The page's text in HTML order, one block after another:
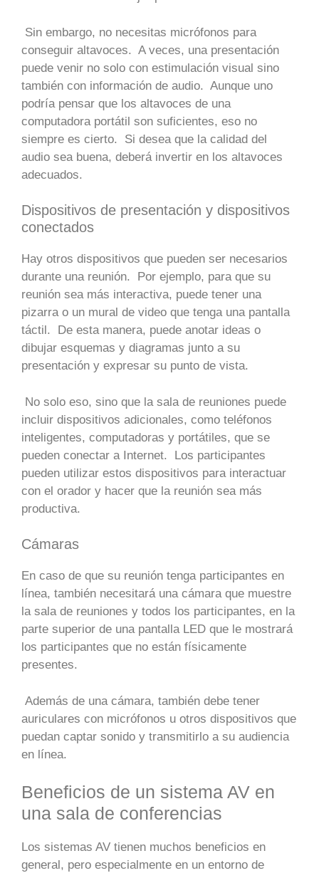
Sin embargo, no necesitas micrófonos para
conseguir altavoces. A veces, una presentación
puede venir no solo con estimulación visual sino
también con información de audio. Aunque uno
podría pensar que los altavoces de una
computadora portátil son suficientes, eso no
siempre es cierto. Si desea que la calidad del
audio sea buena, deberá invertir en los altavoces
adecuados.
Dispositivos de presentación y dispositivos
conectados
Hay otros dispositivos que pueden ser necesarios
durante una reunión. Por ejemplo, para que su
reunión sea más interactiva, puede tener una
pizarra o un mural de video que tenga una pantalla
táctil. De esta manera, puede anotar ideas o
dibujar esquemas y diagramas junto a su
presentación y expresar su punto de vista.
No solo eso, sino que la sala de reuniones puede
incluir dispositivos adicionales, como teléfonos
inteligentes, computadoras y portátiles, que se
pueden conectar a Internet. Los participantes
pueden utilizar estos dispositivos para interactuar
con el orador y hacer que la reunión sea más
productiva.
Cámaras
En caso de que su reunión tenga participantes en
línea, también necesitará una cámara que muestre
la sala de reuniones y todos los participantes, en la
parte superior de una pantalla LED que le mostrará
los participantes que no están físicamente
presentes.
Además de una cámara, también debe tener
auriculares con micrófonos u otros dispositivos que
puedan captar sonido y transmitirlo a su audiencia
en línea.
Beneficios de un sistema AV en
una sala de conferencias
Los sistemas AV tienen muchos beneficios en
general, pero especialmente en un entorno de